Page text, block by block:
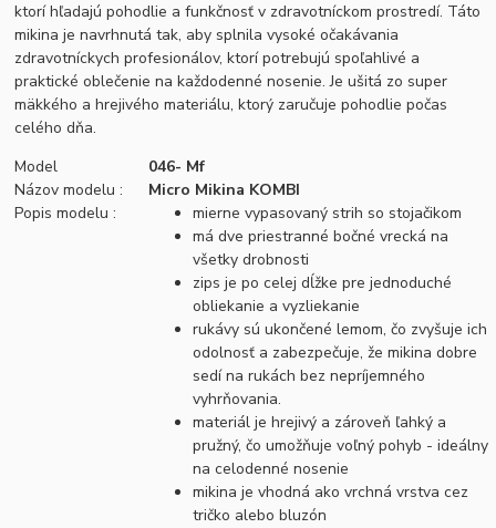
ktorí hľadajú pohodlie a funkčnosť v zdravotníckom prostredí. Táto
mikina je navrhnutá tak, aby splnila vysoké očakávania
zdravotníckych profesionálov, ktorí potrebujú spoľahlivé a
praktické oblečenie na každodenné nosenie. Je ušitá zo super
mäkkého a hrejivého materiálu, ktorý zaručuje pohodlie počas
celého dňa.
Model
046- Mf
Názov modelu :
Micro Mikina KOMBI
Popis modelu :
mierne vypasovaný strih so stojačikom
má dve priestranné bočné vrecká na
všetky drobnosti
zips je po celej dĺžke pre jednoduché
obliekanie a vyzliekanie
rukávy sú ukončené lemom, čo zvyšuje ich
odolnosť a zabezpečuje, že mikina dobre
sedí na rukách bez nepríjemného
vyhrňovania.
materiál je hrejivý a zároveň ľahký a
pružný, čo umožňuje voľný pohyb - ideálny
na celodenné nosenie
mikina je vhodná ako vrchná vrstva cez
tričko alebo bluzón